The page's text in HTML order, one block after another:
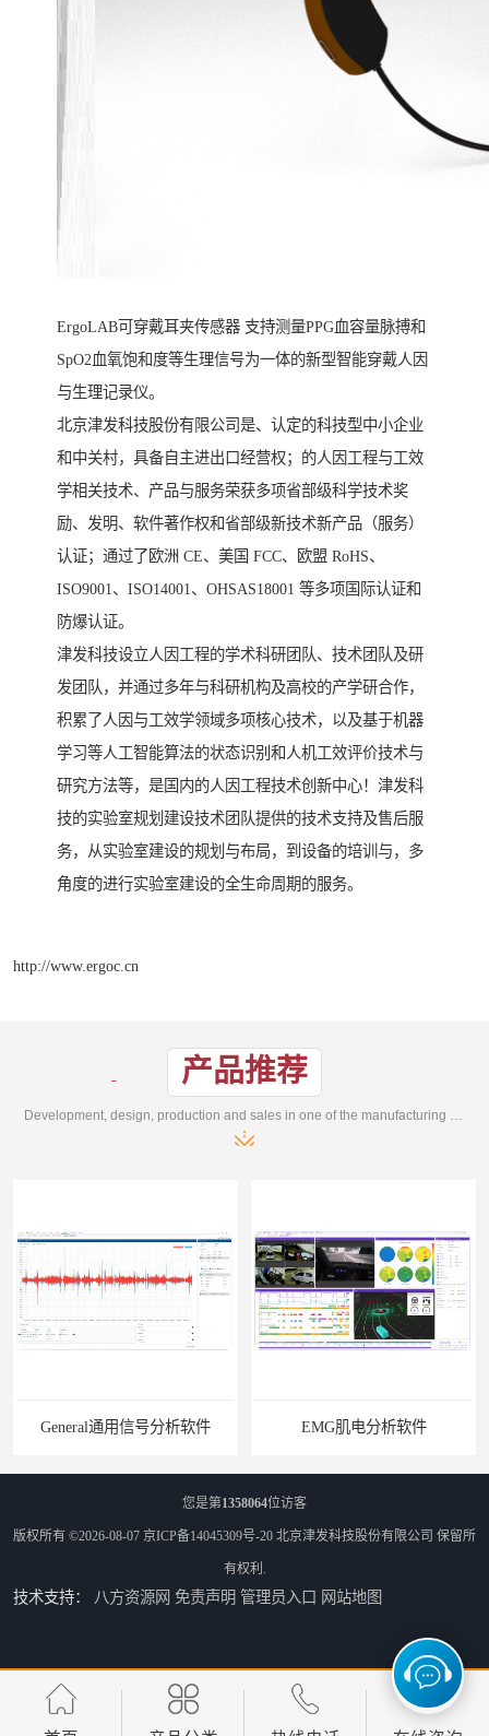
ErgoLAB可穿戴耳夹传感器 支持测量PPG血容量脉搏和
SpO2血氧饱和度等生理信号为一体的新型智能穿戴人因
与生理记录仪。
北京津发科技股份有限公司是、认定的科技型中小企业
和中关村，具备自主进出口经营权；的人因工程与工效
学相关技术、产品与服务荣获多项省部级科学技术奖
励、发明、软件著作权和省部级新技术新产品（服务）
认证；通过了欧洲 CE、美国 FCC、欧盟 RoHS、
ISO9001、ISO14001、OHSAS18001 等多项国际认证和
防爆认证。
津发科技设立人因工程的学术科研团队、技术团队及研
发团队，并通过多年与科研机构及高校的产学研合作，
积累了人因与工效学领域多项核心技术，以及基于机器
学习等人工智能算法的状态识别和人机工效评价技术与
研究方法等，是国内的人因工程技术创新中心！津发科
技的实验室规划建设技术团队提供的技术支持及售后服
务，从实验室建设的规划与布局，到设备的培训与，多
角度的进行实验室建设的全生命周期的服务。
http://www.ergoc.cn
产品推荐
EMG肌电分析软件
ErgoLAB人机环境同步云平台 OMS材料物理光学属性测量仪
您是第1358064位访客
版权所有 ©2026-08-07 京ICP备14045309号-20 北京津发科技股份有限公司 保留所
有权利.
技术支持： 八方资源网 免责声明 管理员入口 网站地图